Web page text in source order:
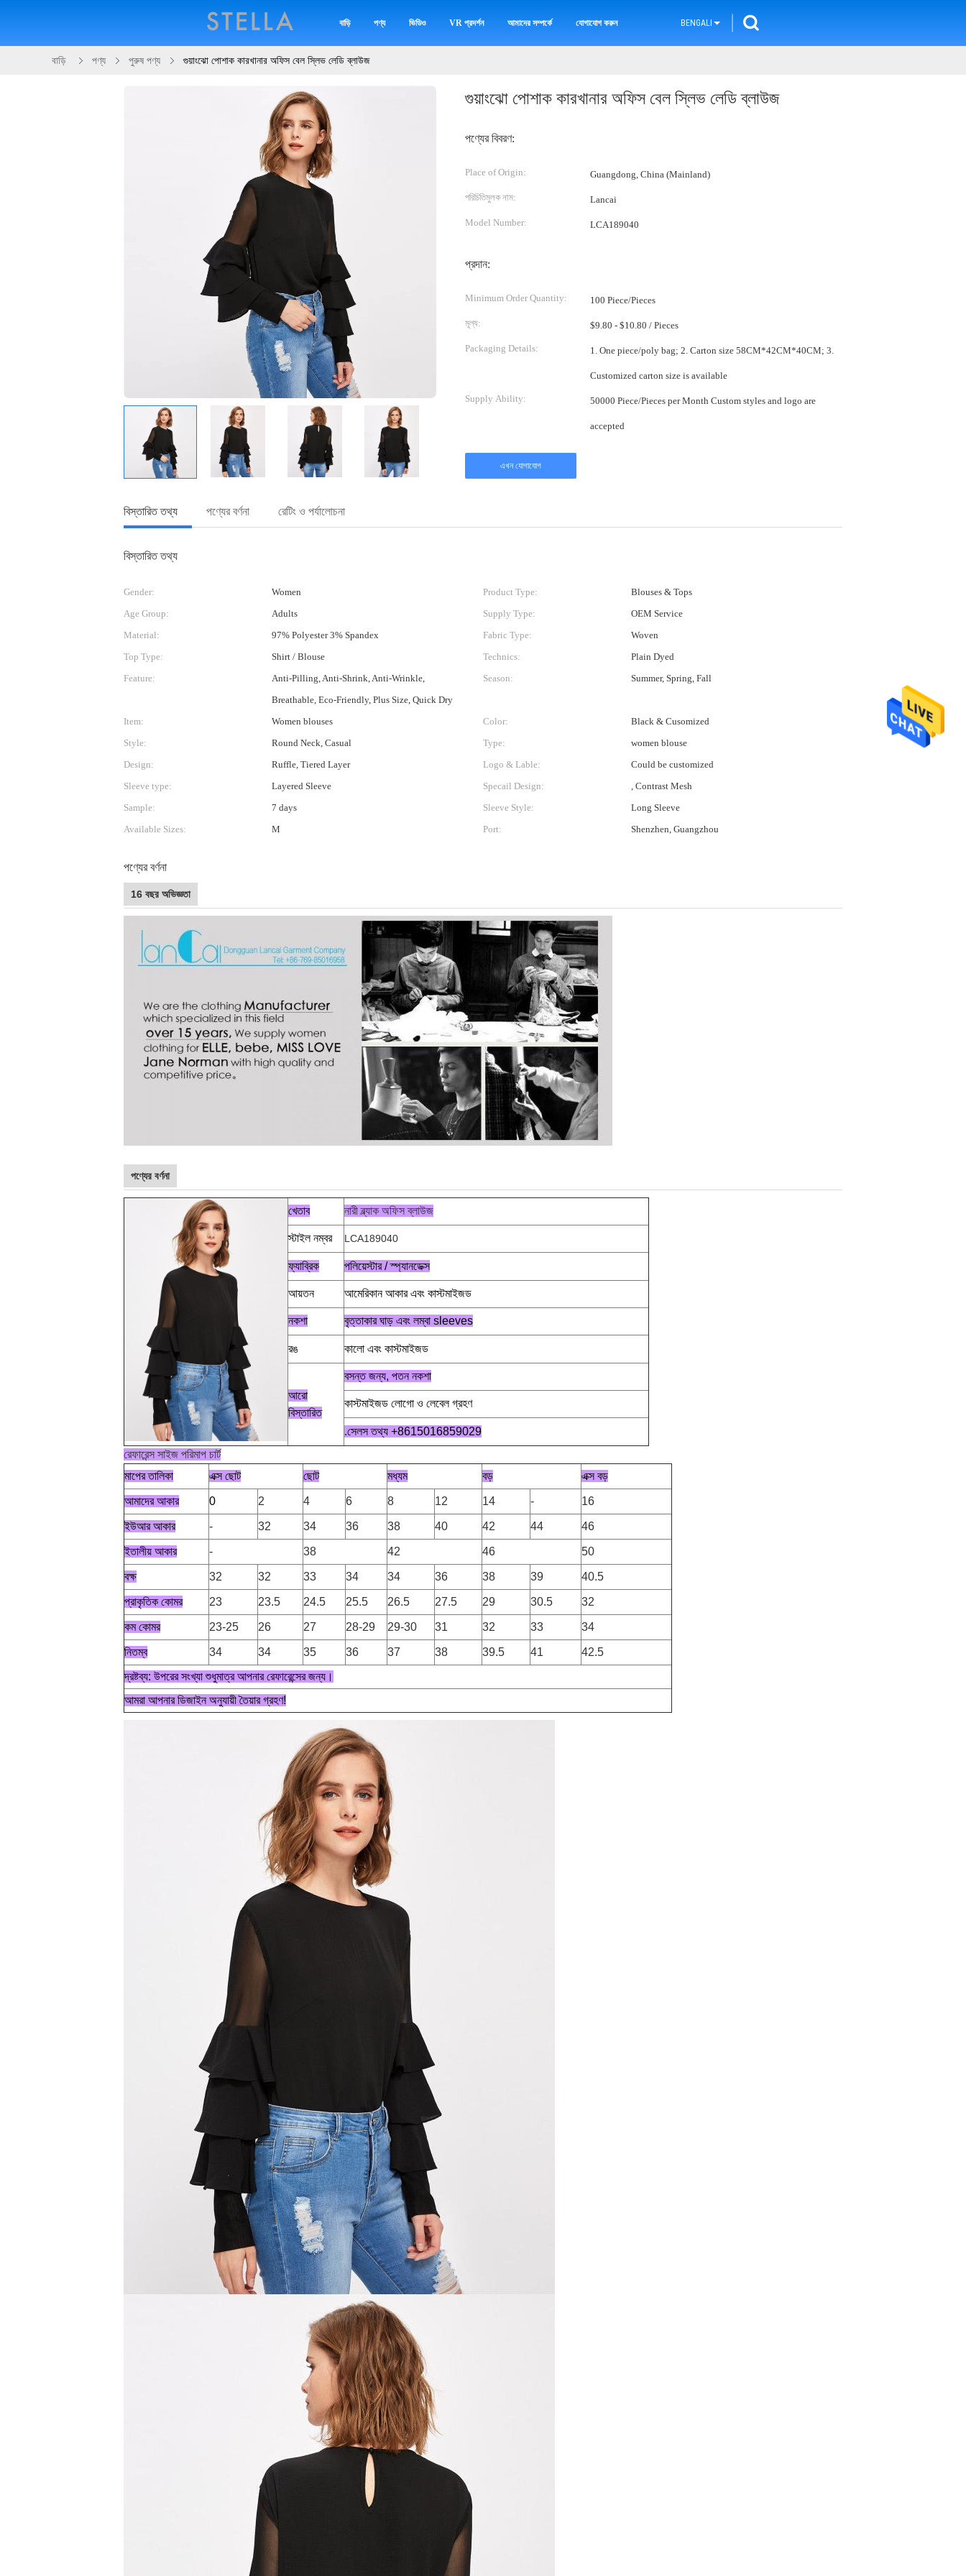
বাড়ি পণ্য ভিডিও VR প্রদর্শন আমাদের সম্পর্কে যোগাযোগ করুন BENGALI
বাড়ি পণ্য পুরুষ পণ্য গুয়াংঝো পোশাক কারখানার অফিস বেল ​​স্লিভ লেডি ব্লাউজ
গুয়াংঝো পোশাক কারখানার অফিস বেল ​​স্লিভ লেডি ব্লাউজ
পণ্যের বিবরণ:
Place of Origin: Guangdong, China (Mainland)
পরিচিতিমুলক নাম: Lancai
Model Number: LCA189040
প্রদান:
Minimum Order Quantity: 100 Piece/Pieces
মূল্য: $9.80 - $10.80 / Pieces
Packaging Details: 1. One piece/poly bag; 2. Carton size 58CM*42CM*40CM; 3.
Customized carton size is available
Supply Ability: 50000 Piece/Pieces per Month Custom styles and logo are
accepted
এখন যোগাযোগ
বিস্তারিত তথ্য পণ্যের বর্ণনা রেটিং ও পর্যালোচনা
বিস্তারিত তথ্য
Gender: Women Product Type:
Blouses & Tops
Age Group:
Adults Supply Type:
OEM Service
Material:
97% Polyester 3% Spandex Fabric Type:
Woven
Top Type:
Shirt / Blouse Technics:
Plain Dyed
Feature:
Anti-Pilling, Anti-Shrink, Anti-Wrinkle,
Breathable, Eco-Friendly, Plus Size, Quick Dry
Season: Summer, Spring, Fall
Item: Women blouses Color:
Black & Cusomized
Style:
Round Neck, Casual Type:
women blouse
Design:
Ruffle, Tiered Layer Logo & Lable:
Could be customized
Sleeve type:
Layered Sleeve Specail Design:
, Contrast Mesh
Sample:
7 days Sleeve Style:
Long Sleeve
Available Sizes:
M Port: Shenzhen, Guangzhou
পণ্যের বর্ণনা
16 বছর অভিজ্ঞতা
পণ্যের বর্ণনা
খেতাব নারী ব্ল্যাক অফিস ব্লাউজ
স্টাইল নম্বর LCA189040
ফ্যাব্রিক পলিয়েস্টার / স্প্যানডেক্স
আয়তন আমেরিকান আকার এবং কাস্টমাইজড
নকশা বৃত্তাকার ঘাড় এবং লম্বা sleeves
রঙ কালো এবং কাস্টমাইজড
আরো
বিস্তারিত
বসন্ত জন্য, পতন নকশা
কাস্টমাইজড লোগো ও লেবেল গ্রহণ
.সেলস তথ্য +8615016859029
রেফারেন্স সাইজ পরিমাপ চার্ট
মাপের তালিকা
এক্স ছোট ছোট মধ্যম বড় এক্স বড়
আমাদের আকার 0 2 4 6 8 12 14 - 16
ইউআর আকার - 32 34 36 38 40 42 44 46
ইতালীয় আকার - 38 42 46 50
বক্ষ 32 32 33 34 34 36 38 39 40.5
প্রাকৃতিক কোমর 23 23.5 24.5 25.5 26.5 27.5 29 30.5 32
কম কোমর 23-25 26 27 28-29 29-30 31 32 33 34
নিতম্ব 34 34 35 36 37 38 39.5 41
42.5
দ্রষ্টব্য: উপরের সংখ্যা শুধুমাত্র আপনার রেফারেন্সের জন্য।
আমরা আপনার ডিজাইন অনুযায়ী তৈয়ার গ্রহণ!